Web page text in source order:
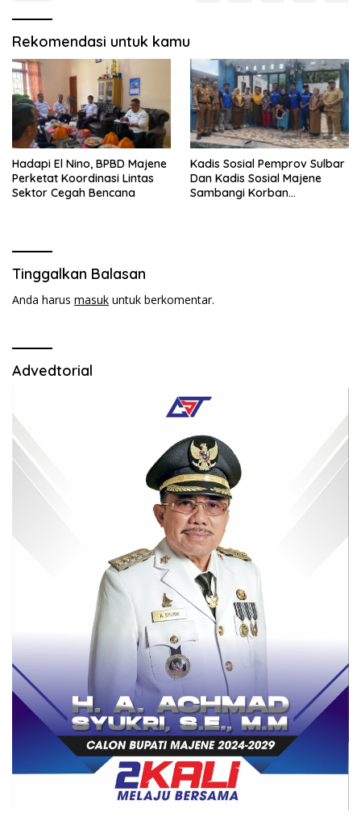
Rekomendasi untuk kamu
Hadapi El Nino, BPBD Majene
Perketat Koordinasi Lintas
Sektor Cegah Bencana
Kadis Sosial Pemprov Sulbar
Dan Kadis Sosial Majene
Sambangi Korban
Tinggalkan Balasan
Anda harus masuk untuk berkomentar.
Advedtorial